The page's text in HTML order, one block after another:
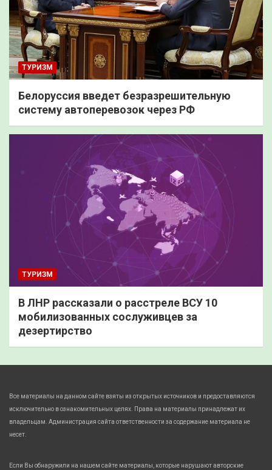
ТУРИЗМ
Белоруссия введет безразрешительную
систему автоперевозок через РФ
ТУРИЗМ
В ЛНР рассказали о расстреле ВСУ 10
мобилизованных сослуживцев за
дезертирство
Все материалы на данном сайте взяты из открытых источников и предоставляются
исключительно в ознакомительных целях. Права на материалы принадлежат их
владельцам. Администрация сайта ответственности за содержание материала не
несет.
Если Вы обнаружили на нашем сайте материалы, которые нарушают авторские